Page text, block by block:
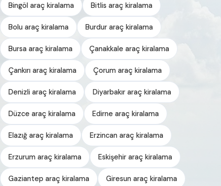
Bingöl araç kiralama Bitlis araç kiralama
Bolu araç kiralama Burdur araç kiralama
Bursa araç kiralama Çanakkale araç kiralama
Çankırı araç kiralama Çorum araç kiralama
Denizli araç kiralama Diyarbakır araç kiralama
Düzce araç kiralama Edirne araç kiralama
Elazığ araç kiralama Erzincan araç kiralama
Erzurum araç kiralama Eskişehir araç kiralama
Gaziantep araç kiralama Giresun araç kiralama